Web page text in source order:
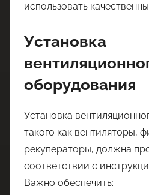
использовать
Установка
оборудования
Установка
такого как вентиляторы,
рекуператоры, должна
соответствии с
Важно обеспечить: